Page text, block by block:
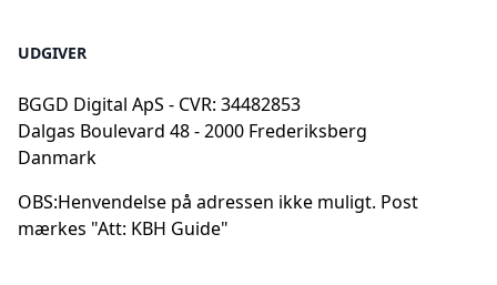
UDGIVER
BGGD Digital ApS - CVR: 34482853
Dalgas Boulevard 48 - 2000 Frederiksberg
Danmark
OBS:Henvendelse på adressen ikke muligt. Post
mærkes "Att: KBH Guide"